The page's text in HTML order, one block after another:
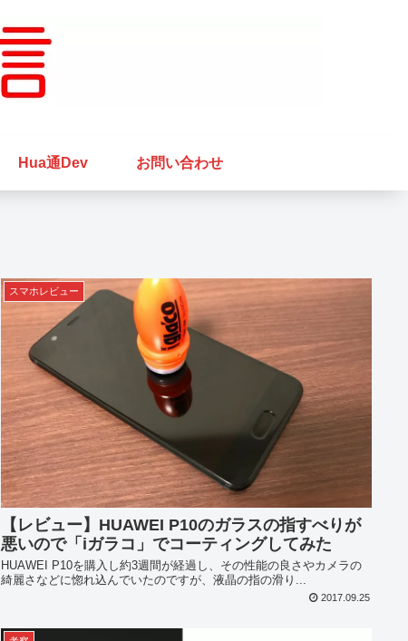
Hua通Dev お問い合わせ
スマホレビュー
【レビュー】HUAWEI P10のガラスの指すべりが
悪いので「iガラコ」でコーティングしてみた
HUAWEI P10を購入し約3週間が経過し、その性能の良さやカメラの
綺麗さなどに惚れ込んでいたのですが、液晶の指の滑り...
2017.09.25